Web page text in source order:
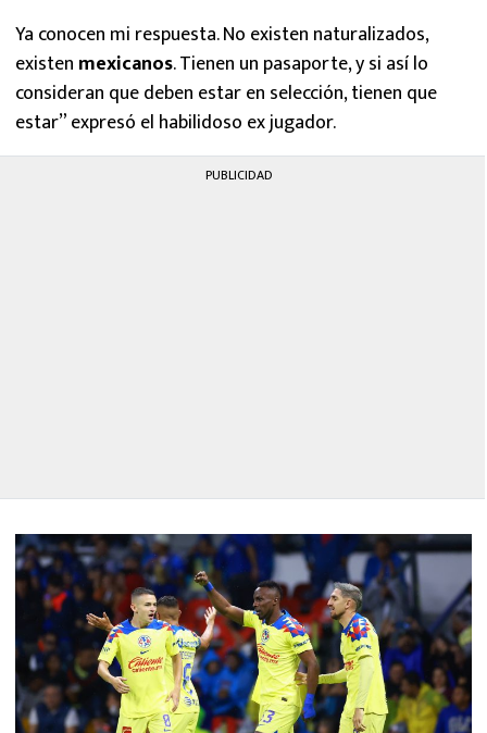
Ya conocen mi respuesta. No existen naturalizados,
existen mexicanos. Tienen un pasaporte, y si así lo
consideran que deben estar en selección, tienen que
estar” expresó el habilidoso ex jugador.
PUBLICIDAD